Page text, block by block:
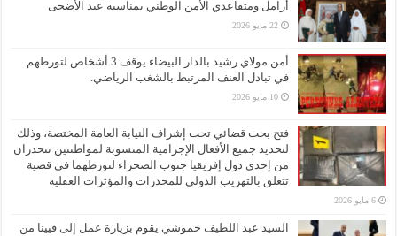
أرامل ومتقاعدي الأمن الوطني بمناسبة عيد الأضحى
22 مايو 2026
أمن مولاي رشيد بالدار البيضاء يوقف 3 أشخاص لتورطهم
في تبادل العنف المرتبط بالشغب الرياضي.
10 مايو 2026
فتح بحث قضائي تحت إشراف النيابة العامة المختصة، وذلك
لتحديد جميع الأفعال الإجرامية المنسوبة لمواطنتين تنحدران
من إحدى دول إفريقيا جنوب الصحراء لتورطهما في قضية
تتعلق بالتهريب الدولي للمخدرات والمؤثرات العقلية
6 مايو 2026
السيد عبد اللطيف حموشي يقوم بزيارة عمل إلى فيينا من